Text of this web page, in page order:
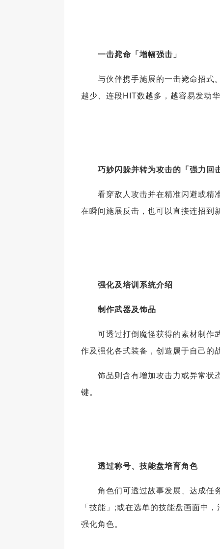
一击毙命「增幅强击」
与伙伴携手施展的一击毙命招式
越少、连段HIT数越多，越容易发动
巧妙闪躲并转为攻击的「强力回
看穿敌人攻击并在精准闪避或精
在瞬间施展反击，也可以直接连招到
强化及培训系统介绍
制作武器及饰品
可透过打倒魔怪获得的素材制作
作及强化各式装备，创造属于自己的
饰品则含有增加攻击力或异常状
键。
透过称号、技能盘培育角色
角色们可透过故事发展、达成任
「技能」;或在选单的技能盘画面中
强化角色。